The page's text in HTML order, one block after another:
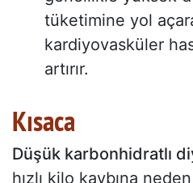
tüketimine yol
kardiyovasküler
artırır.
Kısaca
Düşük karbonhidratlı
hızlı kilo kaybına